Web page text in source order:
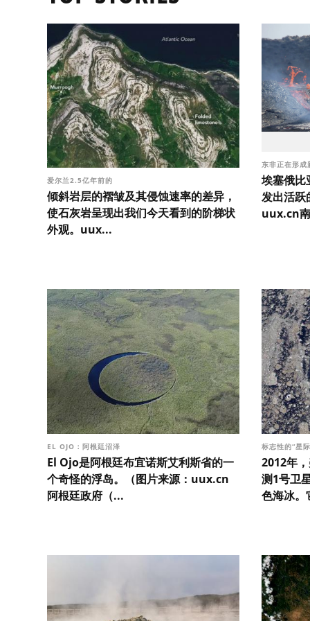
爱尔兰2.5亿年前的
倾斜岩层的褶皱及其侵蚀速率的差异，
使石灰岩呈现出我们今天看到的阶梯状
外观。uux...
东非正在形成
埃塞俄比
发出活跃
uux.cn
EL OJO：阿根廷沼泽
El Ojo是阿根廷布宜诺斯艾利斯省的一
个奇怪的浮岛。（图片来源：uux.cn
阿根廷政府（...
标志性的“星
2012年
测1号卫
色海冰。